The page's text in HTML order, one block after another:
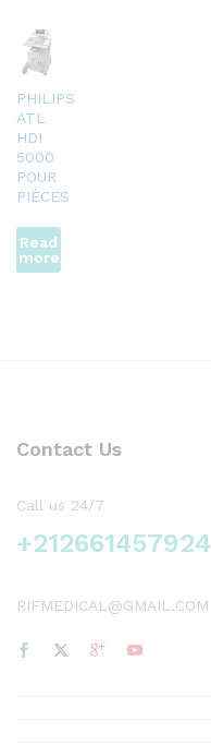
PHILIPS
ATL
HDI
5000
POUR
PIÈCES
Read
more
Contact Us
Call us 24/7
+212661457924
RIFMEDICAL@GMAIL.COM